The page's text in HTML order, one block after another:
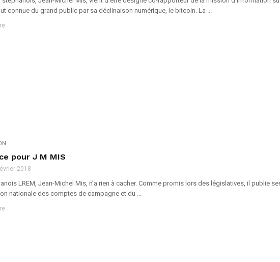
connue du grand public par sa déclinaison numérique, le bitcoin. La ...
pour J M MIS
2018
LREM, Jean-Michel Mis, n’a rien à cacher. Comme promis lors des législatives, il publie
nationale des comptes de campagne et du ...